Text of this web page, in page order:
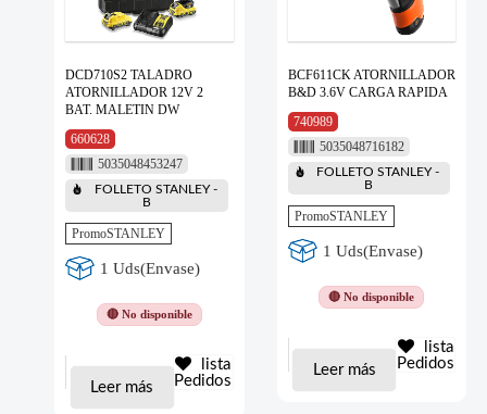
DCD710S2 TALADRO
ATORNILLADOR 12V 2
BAT. MALETIN DW
660628
5035048453247
FOLLETO STANLEY -
B
PromoSTANLEY
1 Uds(Envase)
🔴 No disponible
Leer más
lista
Pedidos
BCF611CK ATORNILLADOR
B&D 3.6V CARGA RAPIDA
740989
5035048716182
FOLLETO STANLEY -
B
PromoSTANLEY
1 Uds(Envase)
🔴 No disponible
Leer más
lista
Pedidos